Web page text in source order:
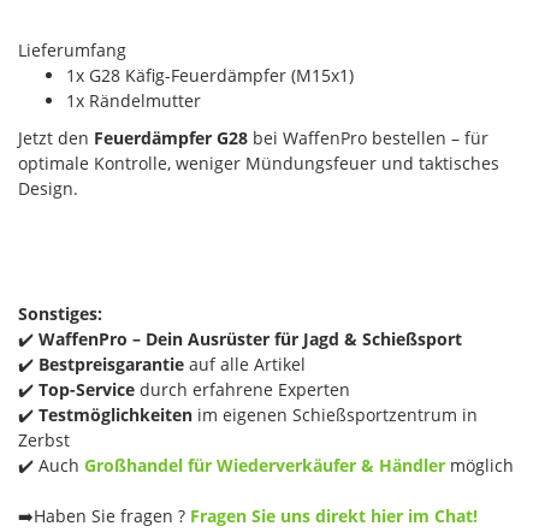
Lieferumfang
1x G28 Käfig-Feuerdämpfer (M15x1)
1x Rändelmutter
Jetzt den Feuerdämpfer G28 bei WaffenPro bestellen – für
optimale Kontrolle, weniger Mündungsfeuer und taktisches
Design.
Sonstiges:
✔️ WaffenPro – Dein Ausrüster für Jagd & Schießsport
✔️ Bestpreisgarantie auf alle Artikel
✔️ Top-Service durch erfahrene Experten
✔️ Testmöglichkeiten im eigenen Schießsportzentrum in
Zerbst
✔️ Auch Großhandel für Wiederverkäufer & Händler möglich
➡️Haben Sie fragen ? Fragen Sie uns direkt hier im Chat!